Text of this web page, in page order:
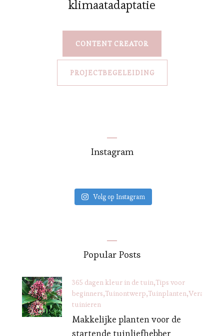
klimaatadaptatie
CONTENT CREATOR
PROJECTBEGELEIDING
Instagram
Volg op Instagram
Popular Posts
365 dagen kleur in de tuin Tips voor
beginners Tuinontwerp Tuinplanten
tuinieren
Makkelijke planten voor de
startende tuinliefhebber